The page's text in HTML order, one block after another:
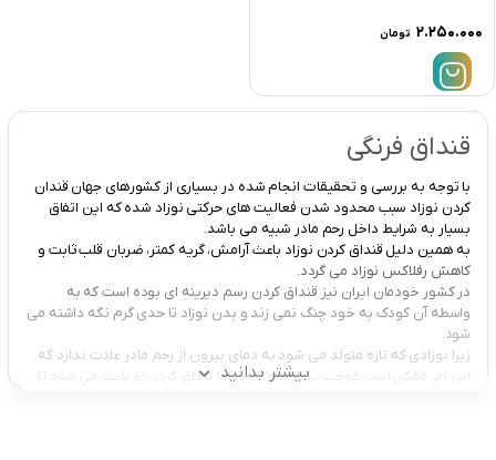
۲.۲۵۰.۰۰۰ تومان
قنداق فرنگی
با توجه به بررسی و تحقیقات انجام شده در بسیاری از کشورهای جهان قندان
کردن نوزاد سبب محدود شدن فعالیت های حرکتی نوزاد شده که این اتفاق
بسیار به شرایط داخل رحم مادر شبیه می باشد.
به همین دلیل قنداق کردن نوزاد باعث آرامش، گریه کمتر، ضربان قلب ثابت و
کاهش رفلاکس نوزاد می گردد.
در کشور خودمان ایران نیز قنداق کردن رسم دیرینه ای بوده است که به
واسطه آن کودک به خود چنگ نمی زند و بدن نوزاد تا حدی گرم نگه داشته می
شود.
زیرا نوزادی که تازه متولد می شود به دمای بیرون از رحم مادر عادت ندارد که
این امر ممکن است موجب بیماری او شود، اما قنداق کردن او باعث می شود تا
بیشتر بدانید